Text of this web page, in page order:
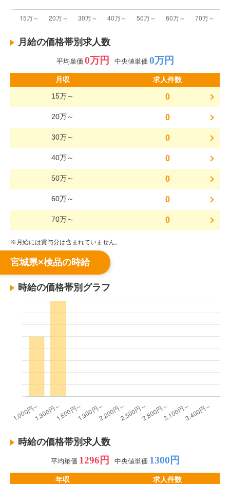
月給の価格帯別求人数
平均単価 0万円 中央値単価 0万円
月収
求人件数
15万～
0
20万～ 0
30万～ 0
40万～ 0
50万～ 0
60万～ 0
70万～ 0
※月給には賞与分は含まれていません。
宮城県×検品の時給
時給の価格帯別グラフ
時給の価格帯別求人数
平均単価 1296円 中央値単価 1300円
年収
求人件数